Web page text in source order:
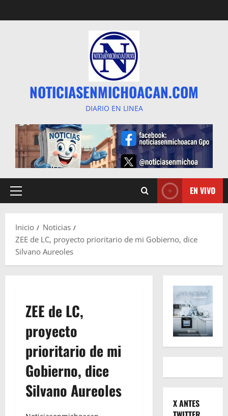
al
NOTICIASENMICHOACAN.COM
DIARIO EN LINEA
Menú
EN VIVO
Inicio
Noticias
ZEE de LC, proyecto prioritario de mi Gobierno, dice
Silvano Aureoles
ZEE de LC,
proyecto
prioritario de mi
Gobierno, dice
Silvano Aureoles
X ANTES